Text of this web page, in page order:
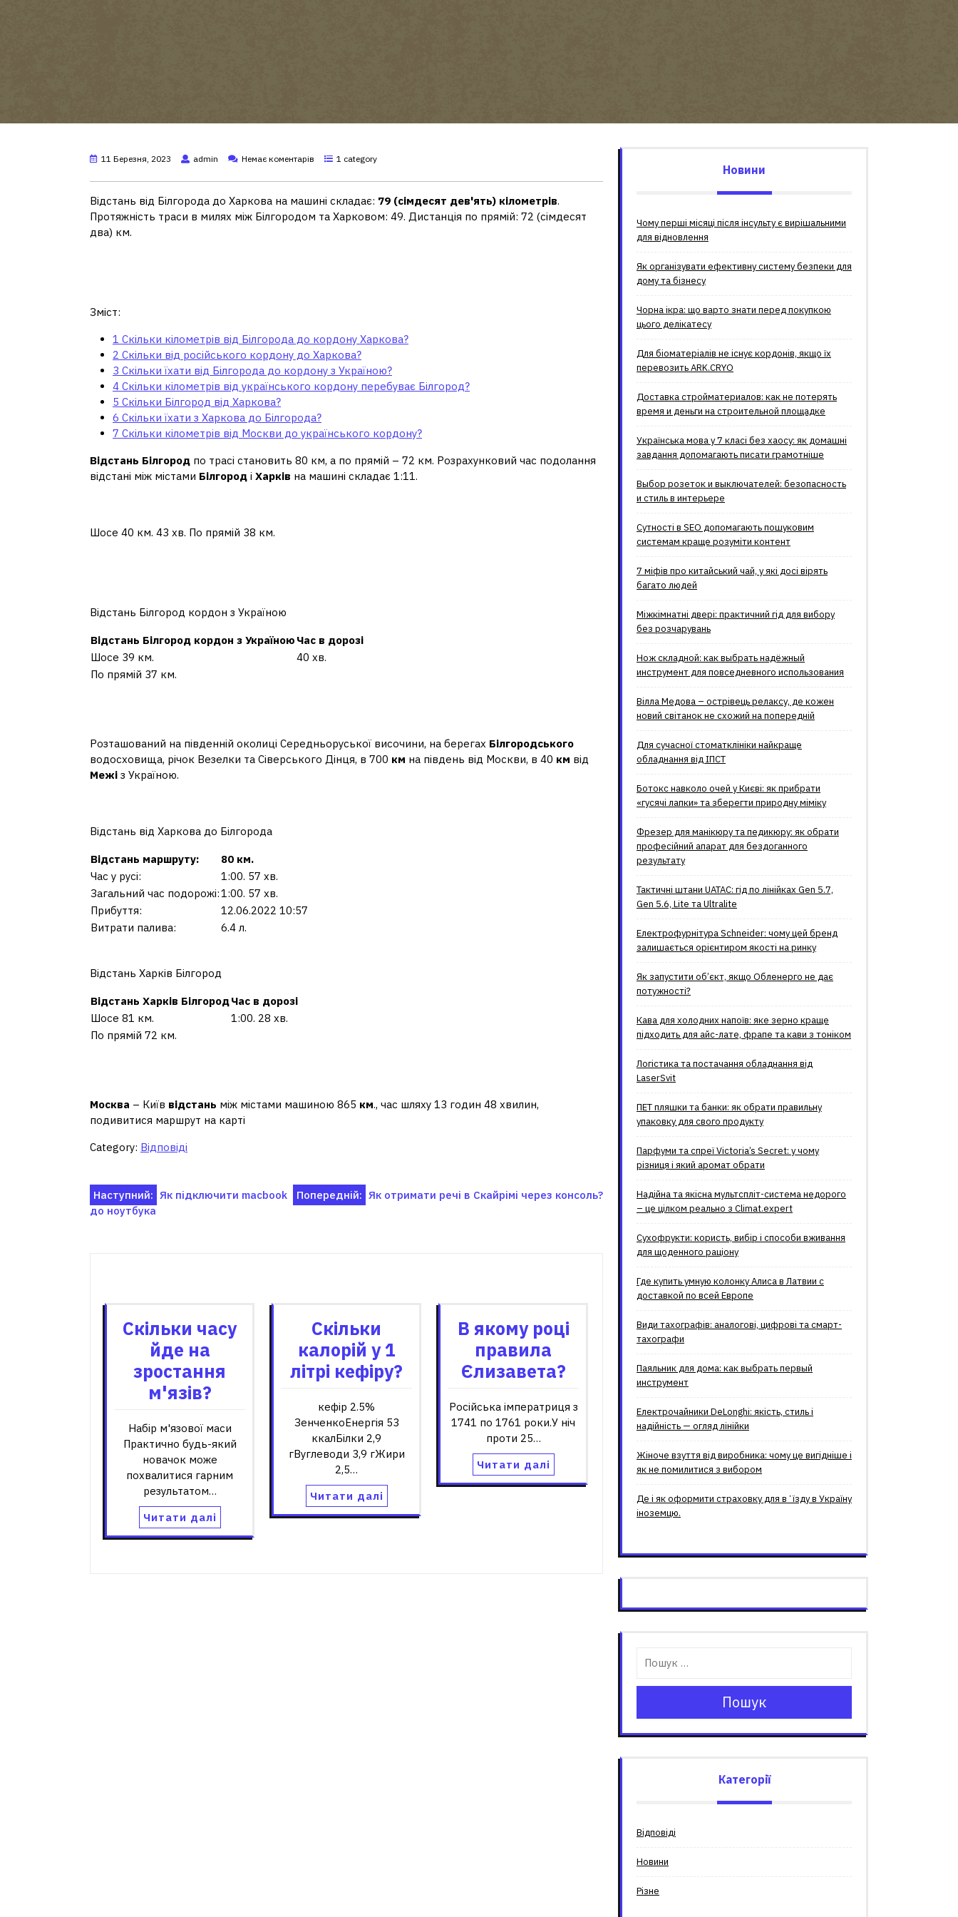
11 Березня, 2023 admin Немає коментарів 1 category
Відстань від Білгорода до Харкова на машині складає: 79 (сімдесят дев'ять) кілометрів.
Протяжність траси в милях між Білгородом та Харковом: 49. Дистанція по прямій: 72 (сімдесят
два) км.
Зміст:
1 Скільки кілометрів від Білгорода до кордону Харкова?
2 Скільки від російського кордону до Харкова?
3 Скільки їхати від Білгорода до кордону з Україною?
4 Скільки кілометрів від українського кордону перебуває Білгород?
5 Скільки Білгород від Харкова?
6 Скільки їхати з Харкова до Білгорода?
7 Скільки кілометрів від Москви до українського кордону?
Відстань Білгород по трасі становить 80 км, а по прямій – 72 км. Розрахунковий час подолання
відстані між містами Білгород і Харків на машині складає 1:11.
Шосе 40 км. 43 хв. По прямій 38 км.
Відстань Білгород кордон з Україною
Відстань Білгород кордон з Україною Час в дорозі
Шосе 39 км.
40 хв.
По прямій 37 км.
Розташований на південній околиці Середньоруської височини, на берегах Білгородського
водосховища, річок Везелки та Сіверського Дінця, в 700 км на південь від Москви, в 40 км від
Межі з Україною.
Відстань від Харкова до Білгорода
Відстань маршруту:
80 км.
Час у русі:
1:00. 57 хв.
Загальний час подорожі:1:00. 57 хв.
Прибуття:
12.06.2022 10:57
Витрати палива:
6.4 л.
Відстань Харків Білгород
Відстань Харків БілгородЧас в дорозі
Шосе 81 км.
1:00. 28 хв.
По прямій 72 км.
Москва – Київ відстань між містами машиною 865 км., час шляху 13 годин 48 хвилин,
подивитися маршрут на карті
Category: Відповіді
Навігація
Попередній: Як отримати речі в Скайрімі через консоль?
Наступний: Як підключити macbook
до ноутбука
Скільки часу
йде на
зростання
м'язів?
Набір м'язової маси
Практично будь-який
новачок може
похвалитися гарним
результатом…
Читати далі
Скільки
калорій у 1
літрі кефіру?
кефір 2.5%
ЗенченкоЕнергія 53
ккалБілки 2,9
гВуглеводи 3,9 гЖири
2,5…
Читати далі
В якому році
правила
Єлизавета?
Російська імператриця з
1741 по 1761 роки.У ніч
проти 25…
Читати далі
Новини
Чому перші місяці після інсульту є вирішальними
для відновлення
Як організувати ефективну систему безпеки для
дому та бізнесу
Чорна ікра: що варто знати перед покупкою
цього делікатесу
Для біоматеріалів не існує кордонів, якщо їх
перевозить ARK.CRYO
Доставка стройматериалов: как не потерять
время и деньги на строительной площадке
Українська мова у 7 класі без хаосу: як домашні
завдання допомагають писати грамотніше
Выбор розеток и выключателей: безопасность
и стиль в интерьере
Сутності в SEO допомагають пошуковим
системам краще розуміти контент
7 міфів про китайський чай, у які досі вірять
багато людей
Міжкімнатні двері: практичний гід для вибору
без розчарувань
Нож складной: как выбрать надёжный
инструмент для повседневного использования
Вілла Медова – острівець релаксу, де кожен
новий світанок не схожий на попередній
Для сучасної стоматклініки найкраще
обладнання від ІПСТ
Ботокс навколо очей у Києві: як прибрати
«гусячі лапки» та зберегти природну міміку
Фрезер для манікюру та педикюру: як обрати
професійний апарат для бездоганного
результату
Тактичні штани UATAC: гід по лінійках Gen 5.7,
Gen 5.6, Lite та Ultralite
Електрофурнітура Schneider: чому цей бренд
залишається орієнтиром якості на ринку
Як запустити об’єкт, якщо Обленерго не дає
потужності?
Кава для холодних напоїв: яке зерно краще
підходить для айс-лате, фрапе та кави з тоніком
Логістика та постачання обладнання від
LaserSvit
ПЕТ пляшки та банки: як обрати правильну
упаковку для свого продукту
Парфуми та спреї Victoria’s Secret: у чому
різниця і який аромат обрати
Надійна та якісна мультспліт-система недорого
– це цілком реально з Climat.еxpert
Сухофрукти: користь, вибір і способи вживання
для щоденного раціону
Где купить умную колонку Алиса в Латвии с
доставкой по всей Европе
Види тахографів: аналогові, цифрові та смарт-
тахографи
Паяльник для дома: как выбрать первый
инструмент
Електрочайники DeLonghi: якість, стиль і
надійність — огляд лінійки
Жіноче взуття від виробника: чому це вигідніше і
як не помилитися з вибором
Де і як оформити страховку для вʼїзду в Україну
іноземцю.
Пошук
Категорії
Відповіді
Новини
Різне